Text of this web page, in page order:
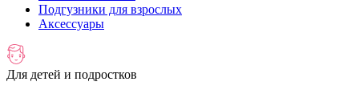
Подгузники для взрослых
Аксессуары
Для детей и подростков